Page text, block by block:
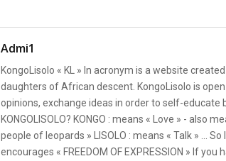
Admi1
KongoLisolo « KL » In acronym is a website
daughters of African descent. KongoLisolo is
opinions, exchange ideas in order to self-
KONGOLISOLO? KONGO : means « Love » - also
people of leopards » LISOLO : means « Talk » ...
encourages « FREEDOM OF EXPRESSION » If